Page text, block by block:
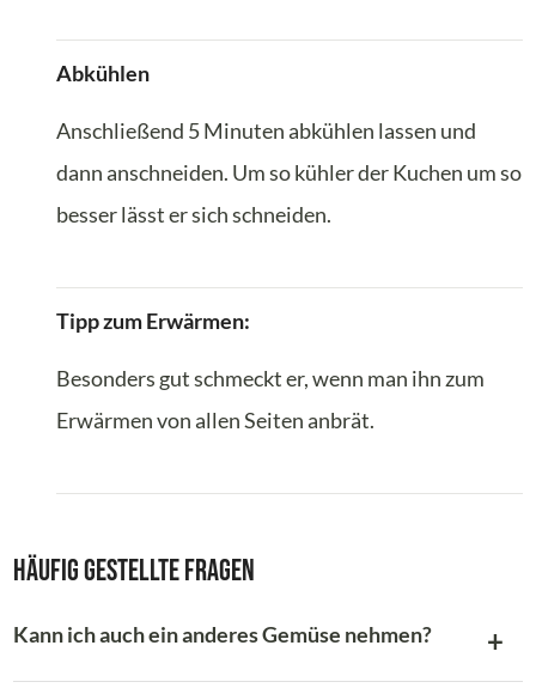
Abkühlen
Anschließend 5 Minuten abkühlen lassen und
dann anschneiden. Um so kühler der Kuchen um so
besser lässt er sich schneiden.
Tipp zum Erwärmen:
Besonders gut schmeckt er, wenn man ihn zum
Erwärmen von allen Seiten anbrät.
Häufig gestellte Fragen
Kann ich auch ein anderes Gemüse nehmen?